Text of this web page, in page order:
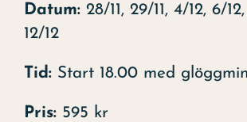
Datum: 28/11, 29/11, 4/12, 6/
12/12
Tid: Start 18.00 med
Pris: 595 kr